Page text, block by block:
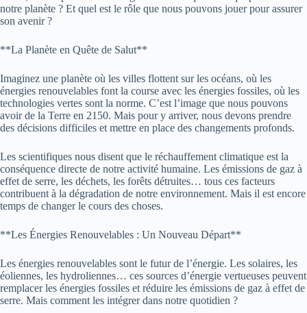
notre planète ? Et quel est le rôle que nous pouvons jouer pour assurer
son avenir ?
**La Planète en Quête de Salut**
Imaginez une planète où les villes flottent sur les océans, où les
énergies renouvelables font la course avec les énergies fossiles, où les
technologies vertes sont la norme. C’est l’image que nous pouvons
avoir de la Terre en 2150. Mais pour y arriver, nous devons prendre
des décisions difficiles et mettre en place des changements profonds.
Les scientifiques nous disent que le réchauffement climatique est la
conséquence directe de notre activité humaine. Les émissions de gaz à
effet de serre, les déchets, les forêts détruites… tous ces facteurs
contribuent à la dégradation de notre environnement. Mais il est encore
temps de changer le cours des choses.
**Les Énergies Renouvelables : Un Nouveau Départ**
Les énergies renouvelables sont le futur de l’énergie. Les solaires, les
éoliennes, les hydroliennes… ces sources d’énergie vertueuses peuvent
remplacer les énergies fossiles et réduire les émissions de gaz à effet de
serre. Mais comment les intégrer dans notre quotidien ?